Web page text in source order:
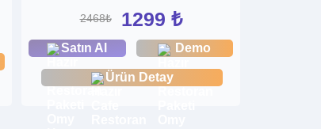
2468₺ 1299 ₺
Satın Al Demo
Ürün Detay